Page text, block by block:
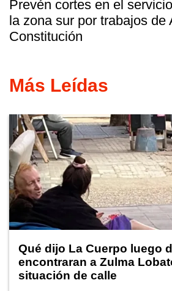
Prevén cortes en el
la zona sur por trabajos de
Constitución
Más Leídas
Qué dijo La Cuerpo luego
encontraran a Zulma
situación de calle